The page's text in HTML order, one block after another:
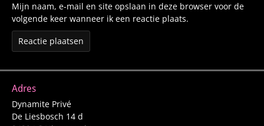
Mijn naam, e-mail en site opslaan in deze browser voor de
volgende keer wanneer ik een reactie plaats.
Adres
Dynamite Privé
De Liesbosch 14 d